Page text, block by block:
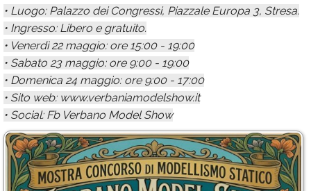
• Luogo: Palazzo dei Congressi, Piazzale Europa 3, Stresa.
• Ingresso: Libero e gratuito.
• Venerdì 22 maggio: ore 15:00 - 19:00
• Sabato 23 maggio: ore 9:00 - 19:00
• Domenica 24 maggio: ore 9:00 - 17:00
• Sito web: www.verbaniamodelshow.it
• Social: Fb Verbano Model Show